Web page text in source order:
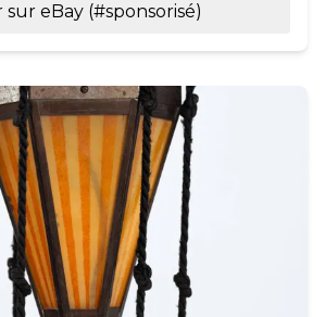
sur eBay (#sponsorisé)